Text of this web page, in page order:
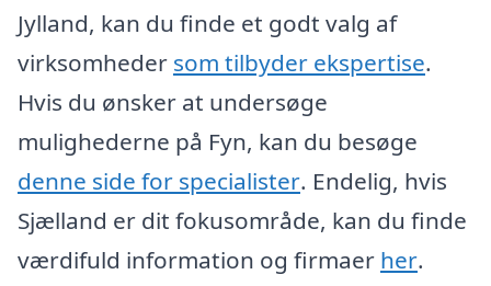
Jylland, kan du finde et godt valg af
virksomheder som tilbyder ekspertise.
Hvis du ønsker at undersøge
mulighederne på Fyn, kan du besøge
denne side for specialister. Endelig, hvis
Sjælland er dit fokusområde, kan du finde
værdifuld information og firmaer her.